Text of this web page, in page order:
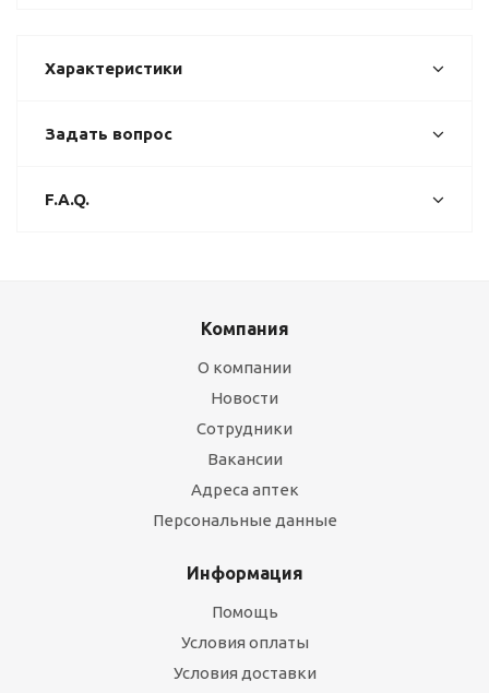
Характеристики
Задать вопрос
F.A.Q.
Компания
О компании
Новости
Сотрудники
Вакансии
Адреса аптек
Персональные данные
Информация
Помощь
Условия оплаты
Условия доставки